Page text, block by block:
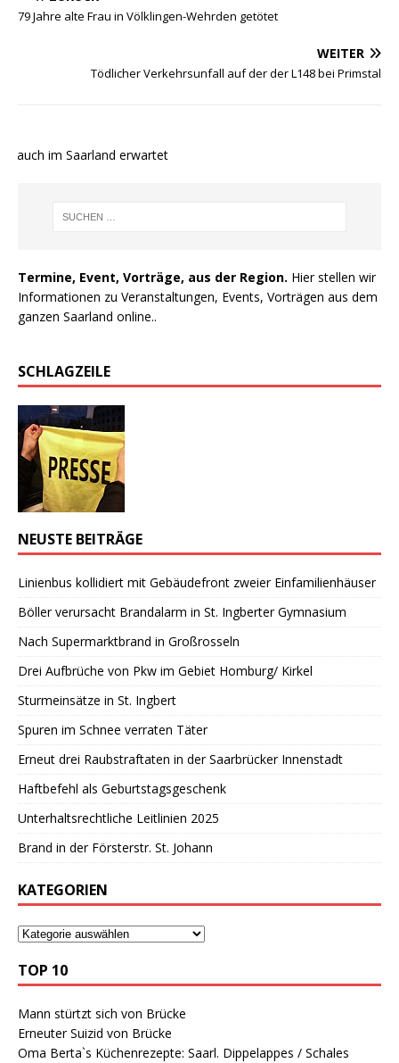
79 Jahre alte Frau in Völklingen-Wehrden getötet
WEITER
Tödlicher Verkehrsunfall auf der der L148 bei Primstal
auch im Saarland erwartet
Termine, Event, Vorträge, aus der Region. Hier stellen wir
Informationen zu Veranstaltungen, Events, Vorträgen aus dem
ganzen Saarland online..
SCHLAGZEILE
NEUSTE BEITRÄGE
Linienbus kollidiert mit Gebäudefront zweier Einfamilienhäuser
Böller verursacht Brandalarm in St. Ingberter Gymnasium
Nach Supermarktbrand in Großrosseln
Drei Aufbrüche von Pkw im Gebiet Homburg/ Kirkel
Sturmeinsätze in St. Ingbert
Spuren im Schnee verraten Täter
Erneut drei Raubstraftaten in der Saarbrücker Innenstadt
Haftbefehl als Geburtstagsgeschenk
Unterhaltsrechtliche Leitlinien 2025
Brand in der Försterstr. St. Johann
KATEGORIEN
TOP 10
Mann stürtzt sich von Brücke
Erneuter Suizid von Brücke
Oma Berta`s Küchenrezepte: Saarl. Dippelappes / Schales